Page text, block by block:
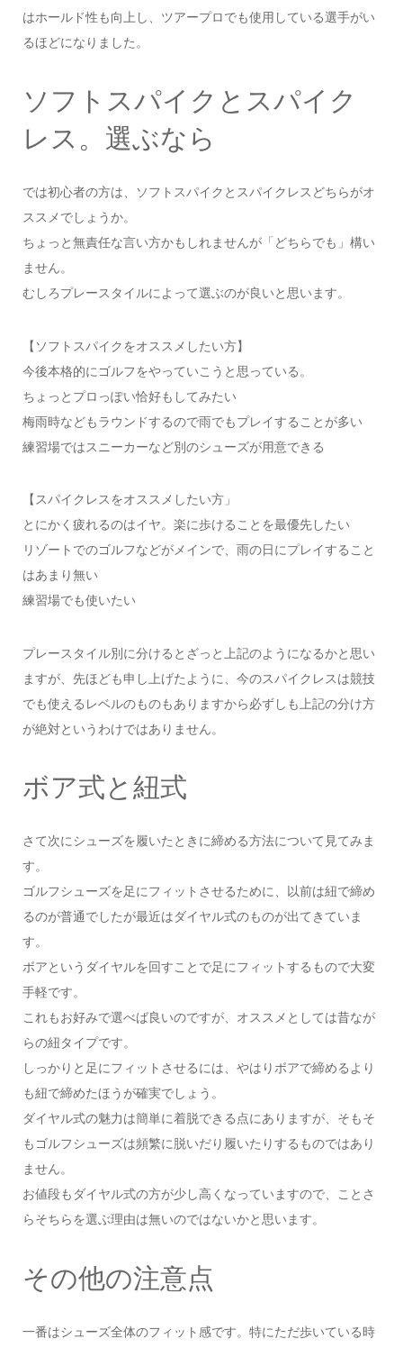
はホールド性も向上し、ツアープロでも使用している選手がい
るほどになりました。
ソフトスパイクとスパイク
レス。選ぶなら
では初心者の方は、ソフトスパイクとスパイクレスどちらがオ
ススメでしょうか。
ちょっと無責任な言い方かもしれませんが「どちらでも」構い
ません。
むしろプレースタイルによって選ぶのが良いと思います。
【ソフトスパイクをオススメしたい方】
今後本格的にゴルフをやっていこうと思っている。
ちょっとプロっぽい恰好もしてみたい
梅雨時などもラウンドするので雨でもプレイすることが多い
練習場ではスニーカーなど別のシューズが用意できる
【スパイクレスをオススメしたい方」
とにかく疲れるのはイヤ。楽に歩けることを最優先したい
リゾートでのゴルフなどがメインで、雨の日にプレイすること
はあまり無い
練習場でも使いたい
プレースタイル別に分けるとざっと上記のようになるかと思い
ますが、先ほども申し上げたように、今のスパイクレスは競技
でも使えるレベルのものもありますから必ずしも上記の分け方
が絶対というわけではありません。
ボア式と紐式
さて次にシューズを履いたときに締める方法について見てみま
す。
ゴルフシューズを足にフィットさせるために、以前は紐で締め
るのが普通でしたが最近はダイヤル式のものが出てきていま
す。
ボアというダイヤルを回すことで足にフィットするもので大変
手軽です。
これもお好みで選べば良いのですが、オススメとしては昔なが
らの紐タイプです。
しっかりと足にフィットさせるには、やはりボアで締めるより
も紐で締めたほうが確実でしょう。
ダイヤル式の魅力は簡単に着脱できる点にありますが、そもそ
もゴルフシューズは頻繁に脱いだり履いたりするものではあり
ません。
お値段もダイヤル式の方が少し高くなっていますので、ことさ
らそちらを選ぶ理由は無いのではないかと思います。
その他の注意点
一番はシューズ全体のフィット感です。特にただ歩いている時